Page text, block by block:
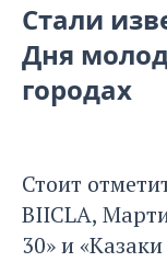
Стали
Дня
городах
Стоит
BIICLA,
30» и